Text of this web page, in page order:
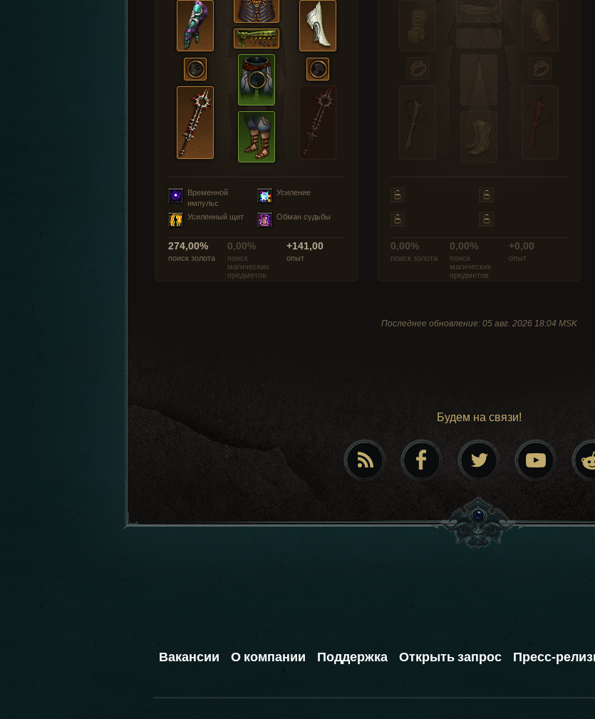
Временной
импульс
Усиление
Усиленный щит Обман судьбы
274,00%
поиск золота
0,00%
поиск
магических
предметов
+141,00
опыт
0,00%
поиск золота
0,00%
поиск
магических
предметов
+0,00
опыт
Последнее обновление: 05 авг. 2026 18:04 MSK
Будем на связи!